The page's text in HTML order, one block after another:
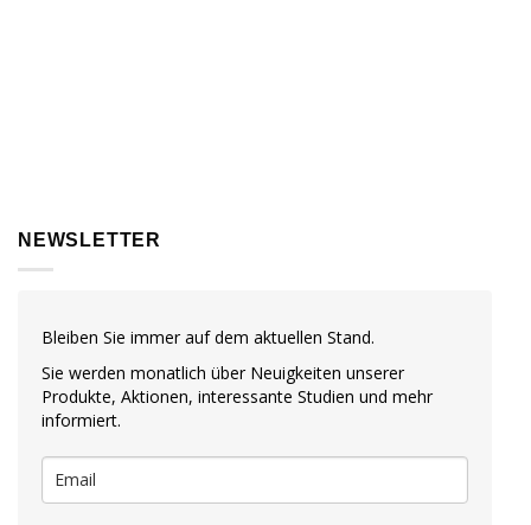
NEWSLETTER
Bleiben Sie immer auf dem aktuellen Stand.
Sie werden monatlich über Neuigkeiten unserer
Produkte, Aktionen, interessante Studien und mehr
informiert.